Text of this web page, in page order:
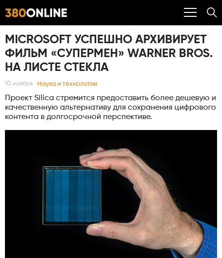
MICROSOFT УСПЕШНО АРХИВИРУЕТ
ФИЛЬМ «СУПЕРМЕН» WARNER BROS.
НА ЛИСТЕ СТЕКЛА
10 ноября Наука и технологии
Проект Silica стремится предоставить более дешевую и
качественную альтернативу для сохранения цифрового
контента в долгосрочной перспективе.